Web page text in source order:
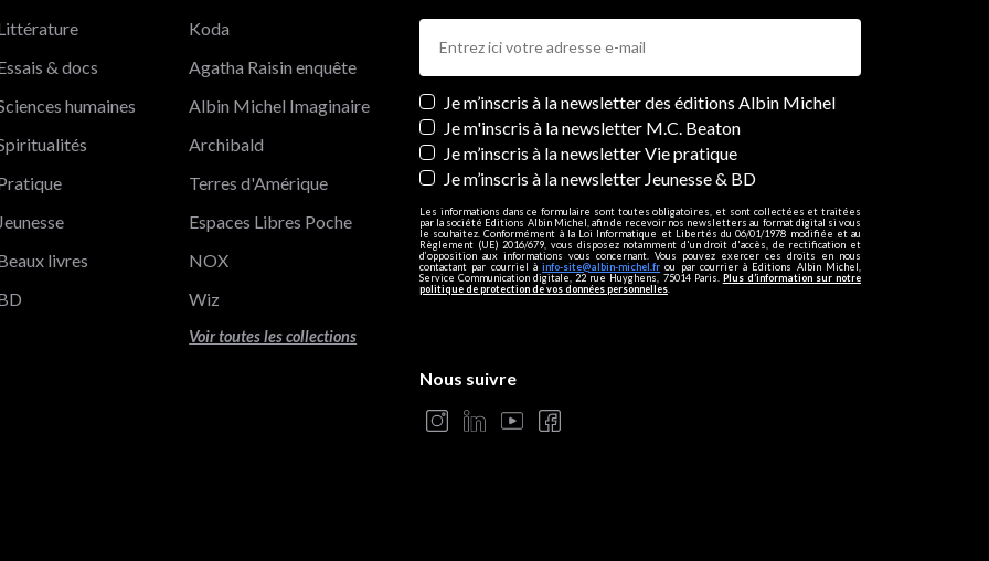
Newsletters
Je m’inscris à la newsletter des éditions Albin Michel
Je m'inscris à la newsletter M.C. Beaton
Je m’inscris à la newsletter Vie pratique
Je m’inscris à la newsletter Jeunesse & BD
Les informations dans ce formulaire sont toutes obligatoires, et sont collectées et traitées
par la société Editions Albin Michel, afin de recevoir nos newsletters au format digital si vous
le souhaitez. Conformément à la Loi Informatique et Libertés du 06/01/1978 modifiée et au
Règlement (UE) 2016/679, vous disposez notamment d'un droit d'accès, de rectification et
d’opposition aux informations vous concernant. Vous pouvez exercer ces droits en nous
contactant par courriel àinfo-site@albin-michel.fr ou par courrier à Editions Albin Michel,
Service Communication digitale, 22 rue Huyghens, 75014 Paris. Plus d’information sur notre
politique de protection de vos données personnelles
& docs
humaines
Jeunesse
livres
Koda
Agatha Raisin enquête
Albin Michel Imaginaire
Archibald
Terres d'Amérique
Espaces Libres Poche
NOX
Wiz
Voir toutes les collections
Nous suivre